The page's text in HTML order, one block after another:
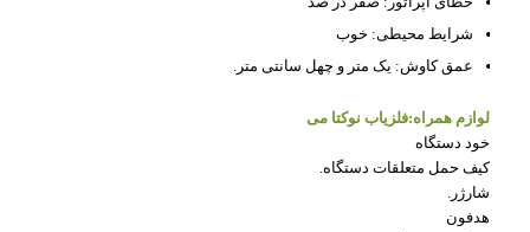
شرایط محیطی: خوب
عمق کاوش: یک متر و چهل سانتی متر.
لوازم همراه:فلزیاب نوکتا می
خود دستگاه
کیف حمل متعلقات دستگاه.
شارژر.
هدفون